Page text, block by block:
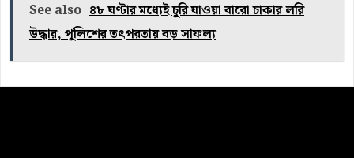
See also ৪৮ ঘণ্টার মধ্যেই চুরি যাওয়া বারো চাকার লরি
উদ্ধার, পুলিশের তৎপরতায় বড় সাফল্য